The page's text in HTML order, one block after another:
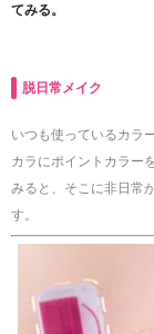
てみる。
脱日常メイク
いつも使っているカラ
カラにポイントカラー
みると、そこに非日常
す。